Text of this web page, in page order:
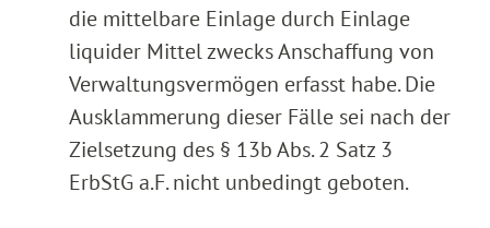
die mittelbare Einlage durch Einlage
liquider Mittel zwecks Anschaffung von
Verwaltungsvermögen erfasst habe. Die
Ausklammerung dieser Fälle sei nach der
Zielsetzung des § 13b Abs. 2 Satz 3
ErbStG a.F. nicht unbedingt geboten.